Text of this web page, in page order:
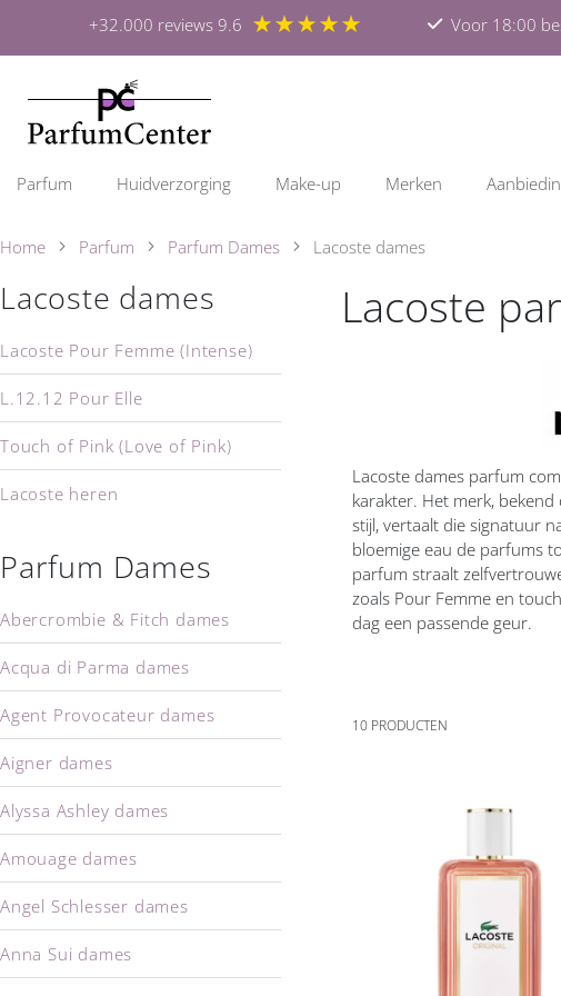
+32.000 reviews 9.6 ★★★★★ Voor 18:00
Parfum Huidverzorging Make-up Merken
Home Parfum Parfum Dames Lacoste dames
Lacoste
Lacoste dames parfum
karakter. Het merk,
stijl, vertaalt die signatuur
bloemige eau de parfums
parfum straalt
zoals Pour Femme en
dag een passende geur.
10PRODUCTEN
verlanglijst
Lacoste dames
Lacoste Pour Femme (Intense)
L.12.12 Pour Elle
Touch of Pink (Love of Pink)
Lacoste heren
Parfum Dames
Abercrombie & Fitch dames
Acqua di Parma dames
Agent Provocateur dames
Aigner dames
Alyssa Ashley dames
Amouage dames
Angel Schlesser dames
Anna Sui dames